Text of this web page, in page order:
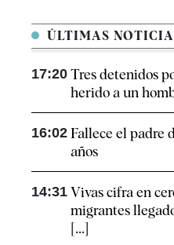
ÚLTIMAS
17:20 Tres detenidos
herido a un
16:02 Fallece el padre
años
14:31 Vivas cifra en
migrantes
[...]